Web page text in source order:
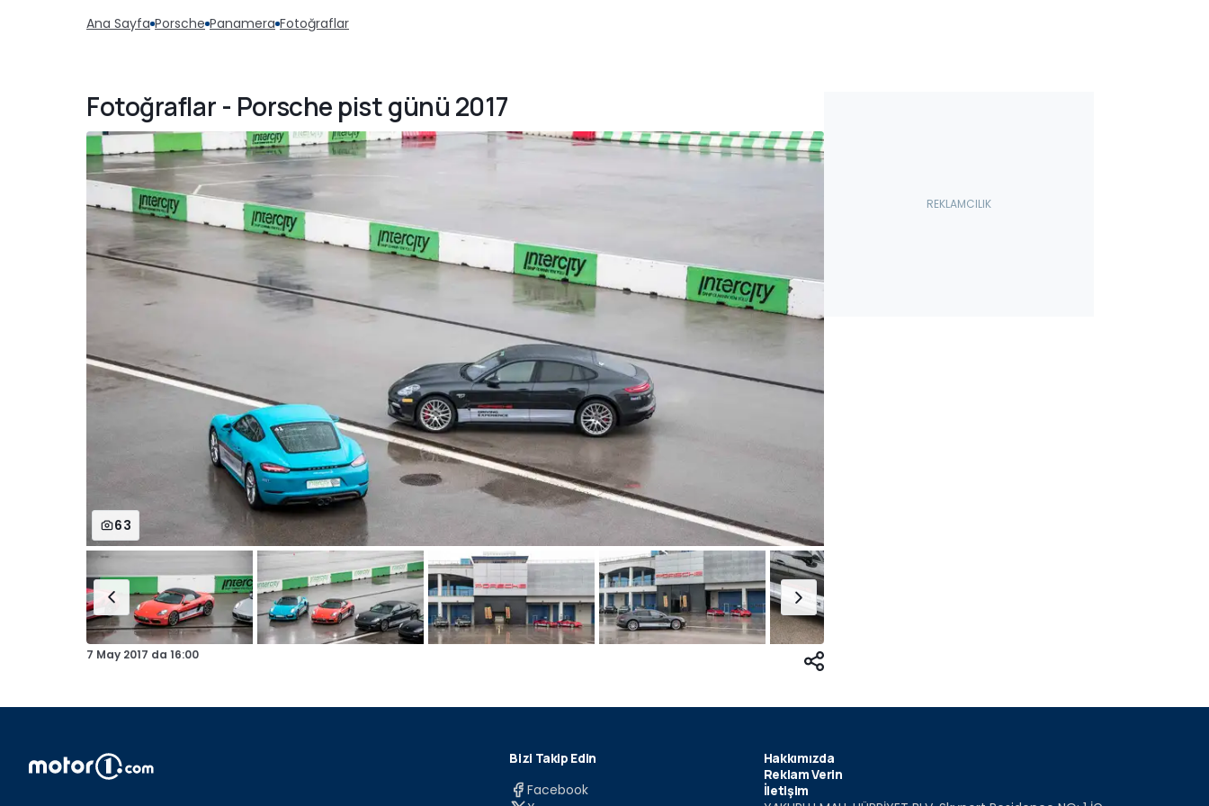
Ana Sayfa Porsche Panamera Fotoğraflar
Fotoğraflar - Porsche pist günü 2017
63
7 May 2017 da 16:00
Bizi Takip Edin
Facebook
Hakkımızda
Reklam Verin
İletişim